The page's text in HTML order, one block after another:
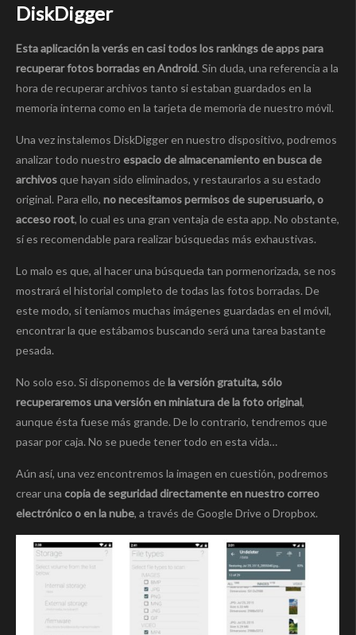
DiskDigger
Esta aplicación la verás en casi todos los rankings de apps para
recuperar fotos borradas en Android. Sin duda, una referencia a la
hora de recuperar archivos tanto si estaban guardados en la
memoria interna como en la tarjeta de memoria de nuestro móvil.
Una vez instalemos DiskDigger en nuestro dispositivo, podremos
analizar todo nuestro espacio de almacenamiento en busca de
archivosque hayan sido eliminados, y restaurarlos a su estado
original. Para ello, no necesitamos permisos de superusuario, o
acceso root, lo cual es una gran ventaja de esta app. No obstante,
sí es recomendable para realizar búsquedas más exhaustivas.
Lo malo es que, al hacer una búsqueda tan pormenorizada, se nos
mostrará el historial completo de todas las fotos borradas. De
este modo, si teníamos muchas imágenes guardadas en el móvil,
encontrar la que estábamos buscando será una tarea bastante
pesada.
No solo eso. Si disponemos dela versión gratuita, sólo
recuperaremos una versión en miniatura de la foto original,
aunque ésta fuese más grande. De lo contrario, tendremos que
pasar por caja. No se puede tener todo en esta vida…
Aún así, una vez encontremos la imagen en cuestión, podremos
crear una copia de seguridad directamente en nuestro correo
electrónico o en la nube, a través de Google Drive o Dropbox.